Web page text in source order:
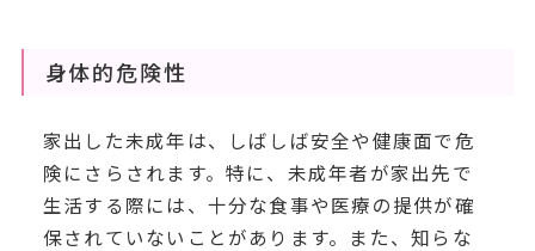
身体的危険性
家出した未成年は、しばしば安全や健康面で危
険にさらされます。特に、未成年者が家出先で
生活する際には、十分な食事や医療の提供が確
保されていないことがあります。また、知らな